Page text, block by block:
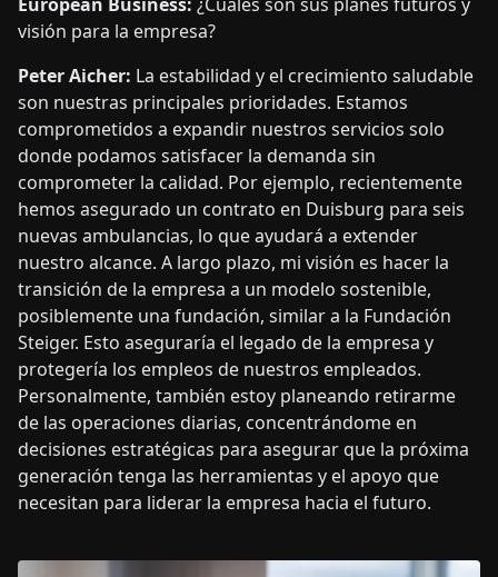
visión para la empresa?
Peter Aicher: La estabilidad y el crecimiento saludable
son nuestras principales prioridades. Estamos
comprometidos a expandir nuestros servicios solo
donde podamos satisfacer la demanda sin
comprometer la calidad. Por ejemplo, recientemente
hemos asegurado un contrato en Duisburg para seis
nuevas ambulancias, lo que ayudará a extender
nuestro alcance. A largo plazo, mi visión es hacer la
transición de la empresa a un modelo sostenible,
posiblemente una fundación, similar a la Fundación
Steiger. Esto aseguraría el legado de la empresa y
protegería los empleos de nuestros empleados.
Personalmente, también estoy planeando retirarme
de las operaciones diarias, concentrándome en
decisiones estratégicas para asegurar que la próxima
generación tenga las herramientas y el apoyo que
necesitan para liderar la empresa hacia el futuro.